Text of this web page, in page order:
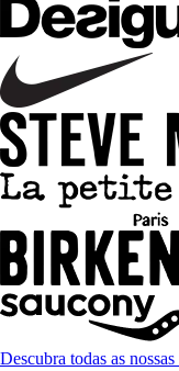
Descubra todas as nossas